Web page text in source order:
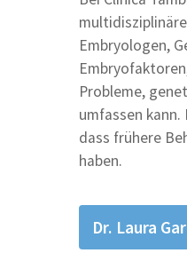
Embryologen,
Probleme,
umfassen
dass frühere
haben.
Dr. Laura